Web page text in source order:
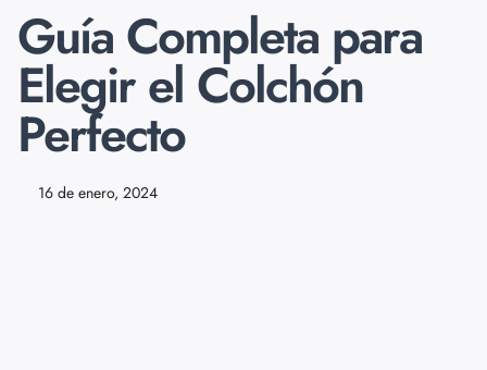
Guía Completa para
Elegir el Colchón
Perfecto
16 de enero, 2024